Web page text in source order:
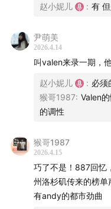
本来是来带我们去看场
了一期的，我们的
今天这场录音实在是
了胸麦你看看这不是
吧，去“偶遇”来这儿录
下学的887的各位正
声音，那些音乐，真
这不靠山餐吧的另外
赵小妮儿 : 有
尹萌美
2026.4.14
叫valen来录一期，
赵小妮儿 : 必须
猴哥1987: Valen
的调性
猴哥1987
2026.4.15
巧了不是！887回忆
州洛杉矶传来的榜
有andy的都市劲曲